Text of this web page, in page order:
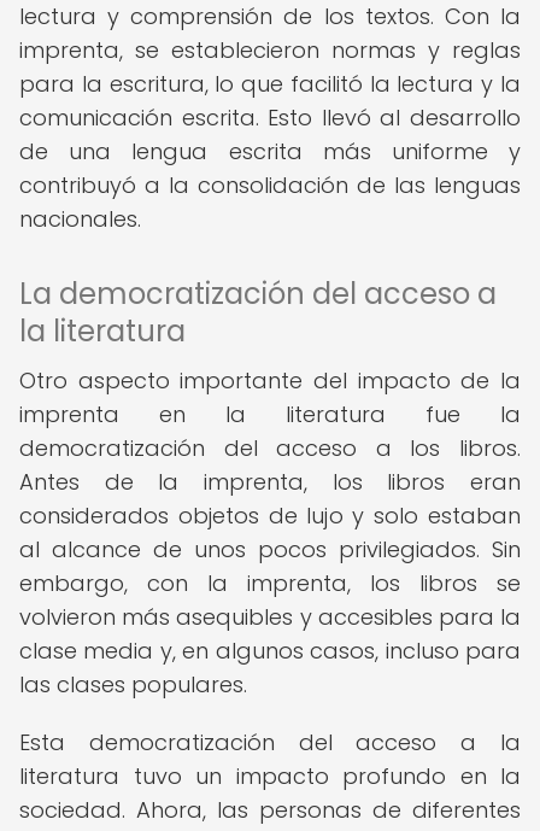
lectura y comprensión de los textos. Con la
imprenta, se establecieron normas y reglas
para la escritura, lo que facilitó la lectura y la
comunicación escrita. Esto llevó al desarrollo
de una lengua escrita más uniforme y
contribuyó a la consolidación de las lenguas
nacionales.
La democratización del acceso a
la literatura
Otro aspecto importante del impacto de la
imprenta en la literatura fue la
democratización del acceso a los libros.
Antes de la imprenta, los libros eran
considerados objetos de lujo y solo estaban
al alcance de unos pocos privilegiados. Sin
embargo, con la imprenta, los libros se
volvieron más asequibles y accesibles para la
clase media y, en algunos casos, incluso para
las clases populares.
Esta democratización del acceso a la
literatura tuvo un impacto profundo en la
sociedad. Ahora, las personas de diferentes